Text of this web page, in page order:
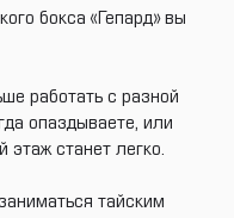
бокса «Гепард» вы
работать с разной
опаздываете, или
этаж станет легко.
тайским